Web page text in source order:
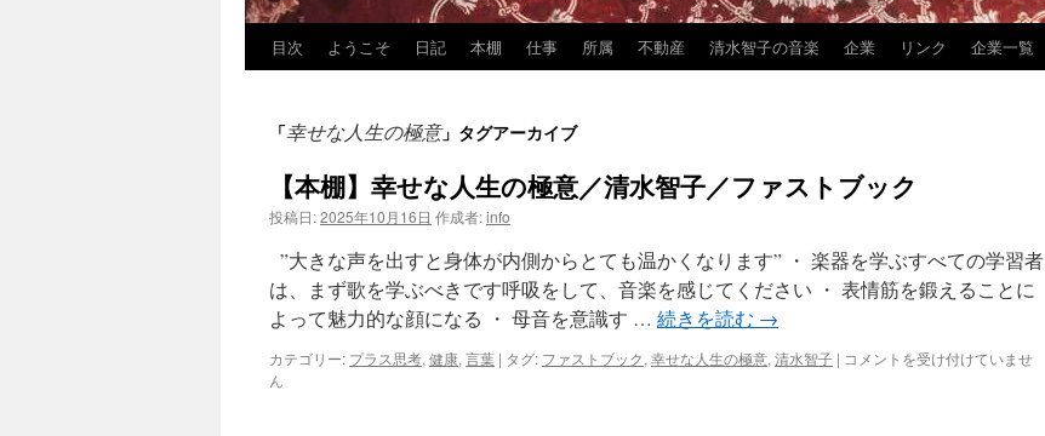
目次 ようこそ 日記 本棚 仕事 所属 不動産 清水智子の音楽 企業 リンク 企業一覧
「幸せな人生の極意」タグアーカイブ
【本棚】幸せな人生の極意／清水智子／ファストブック
投稿日:2025年10月16日 作成者:info
”大きな声を出すと身体が内側からとても温かくなります” ・ 楽器を学ぶすべての学習者
は、まず歌を学ぶべきです呼吸をして、音楽を感じてください ・ 表情筋を鍛えることに
よって魅力的な顔になる ・ 母音を意識す … 続きを読む →
カテゴリー: プラス思考, 健康, 言葉 | タグ: ファストブック, 幸せな人生の極意, 清水智子 | 【本
コメントを受け付けていませ
ん